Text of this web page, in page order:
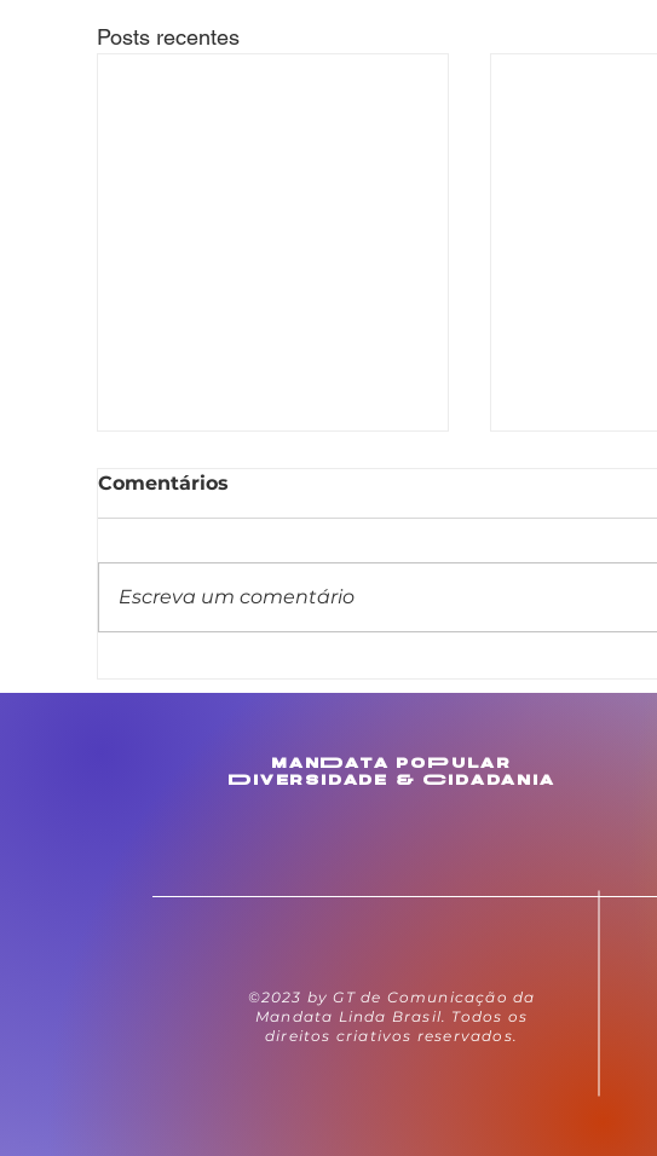
Posts recentes
projeto de lei que veda
estaduais
melhorias
em Estância
Comentários
Escreva um comentário
manData poPular
Diversidade & Cidadania
©2023 by GT de Comunicação da
Mandata Linda Brasil. Todos os
direitos criativos reservados.